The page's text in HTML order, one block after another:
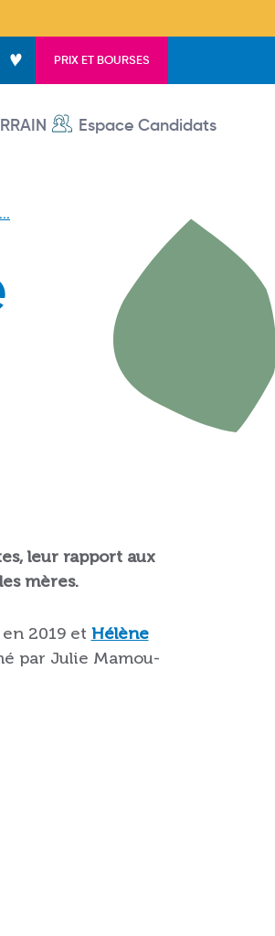
PRIX ET BOURSES
User account menu
Espace Candidats
leur rapport aux
mères.
2019 et Hélène
par Julie Mamou-